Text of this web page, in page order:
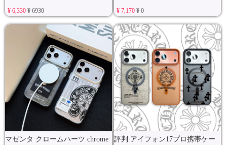
¥ 6,330¥ 6930 ¥ 7,170¥ 0
マゼンタ クロームハーツ chrome
評判 アイフォン17プロ携帯ケー